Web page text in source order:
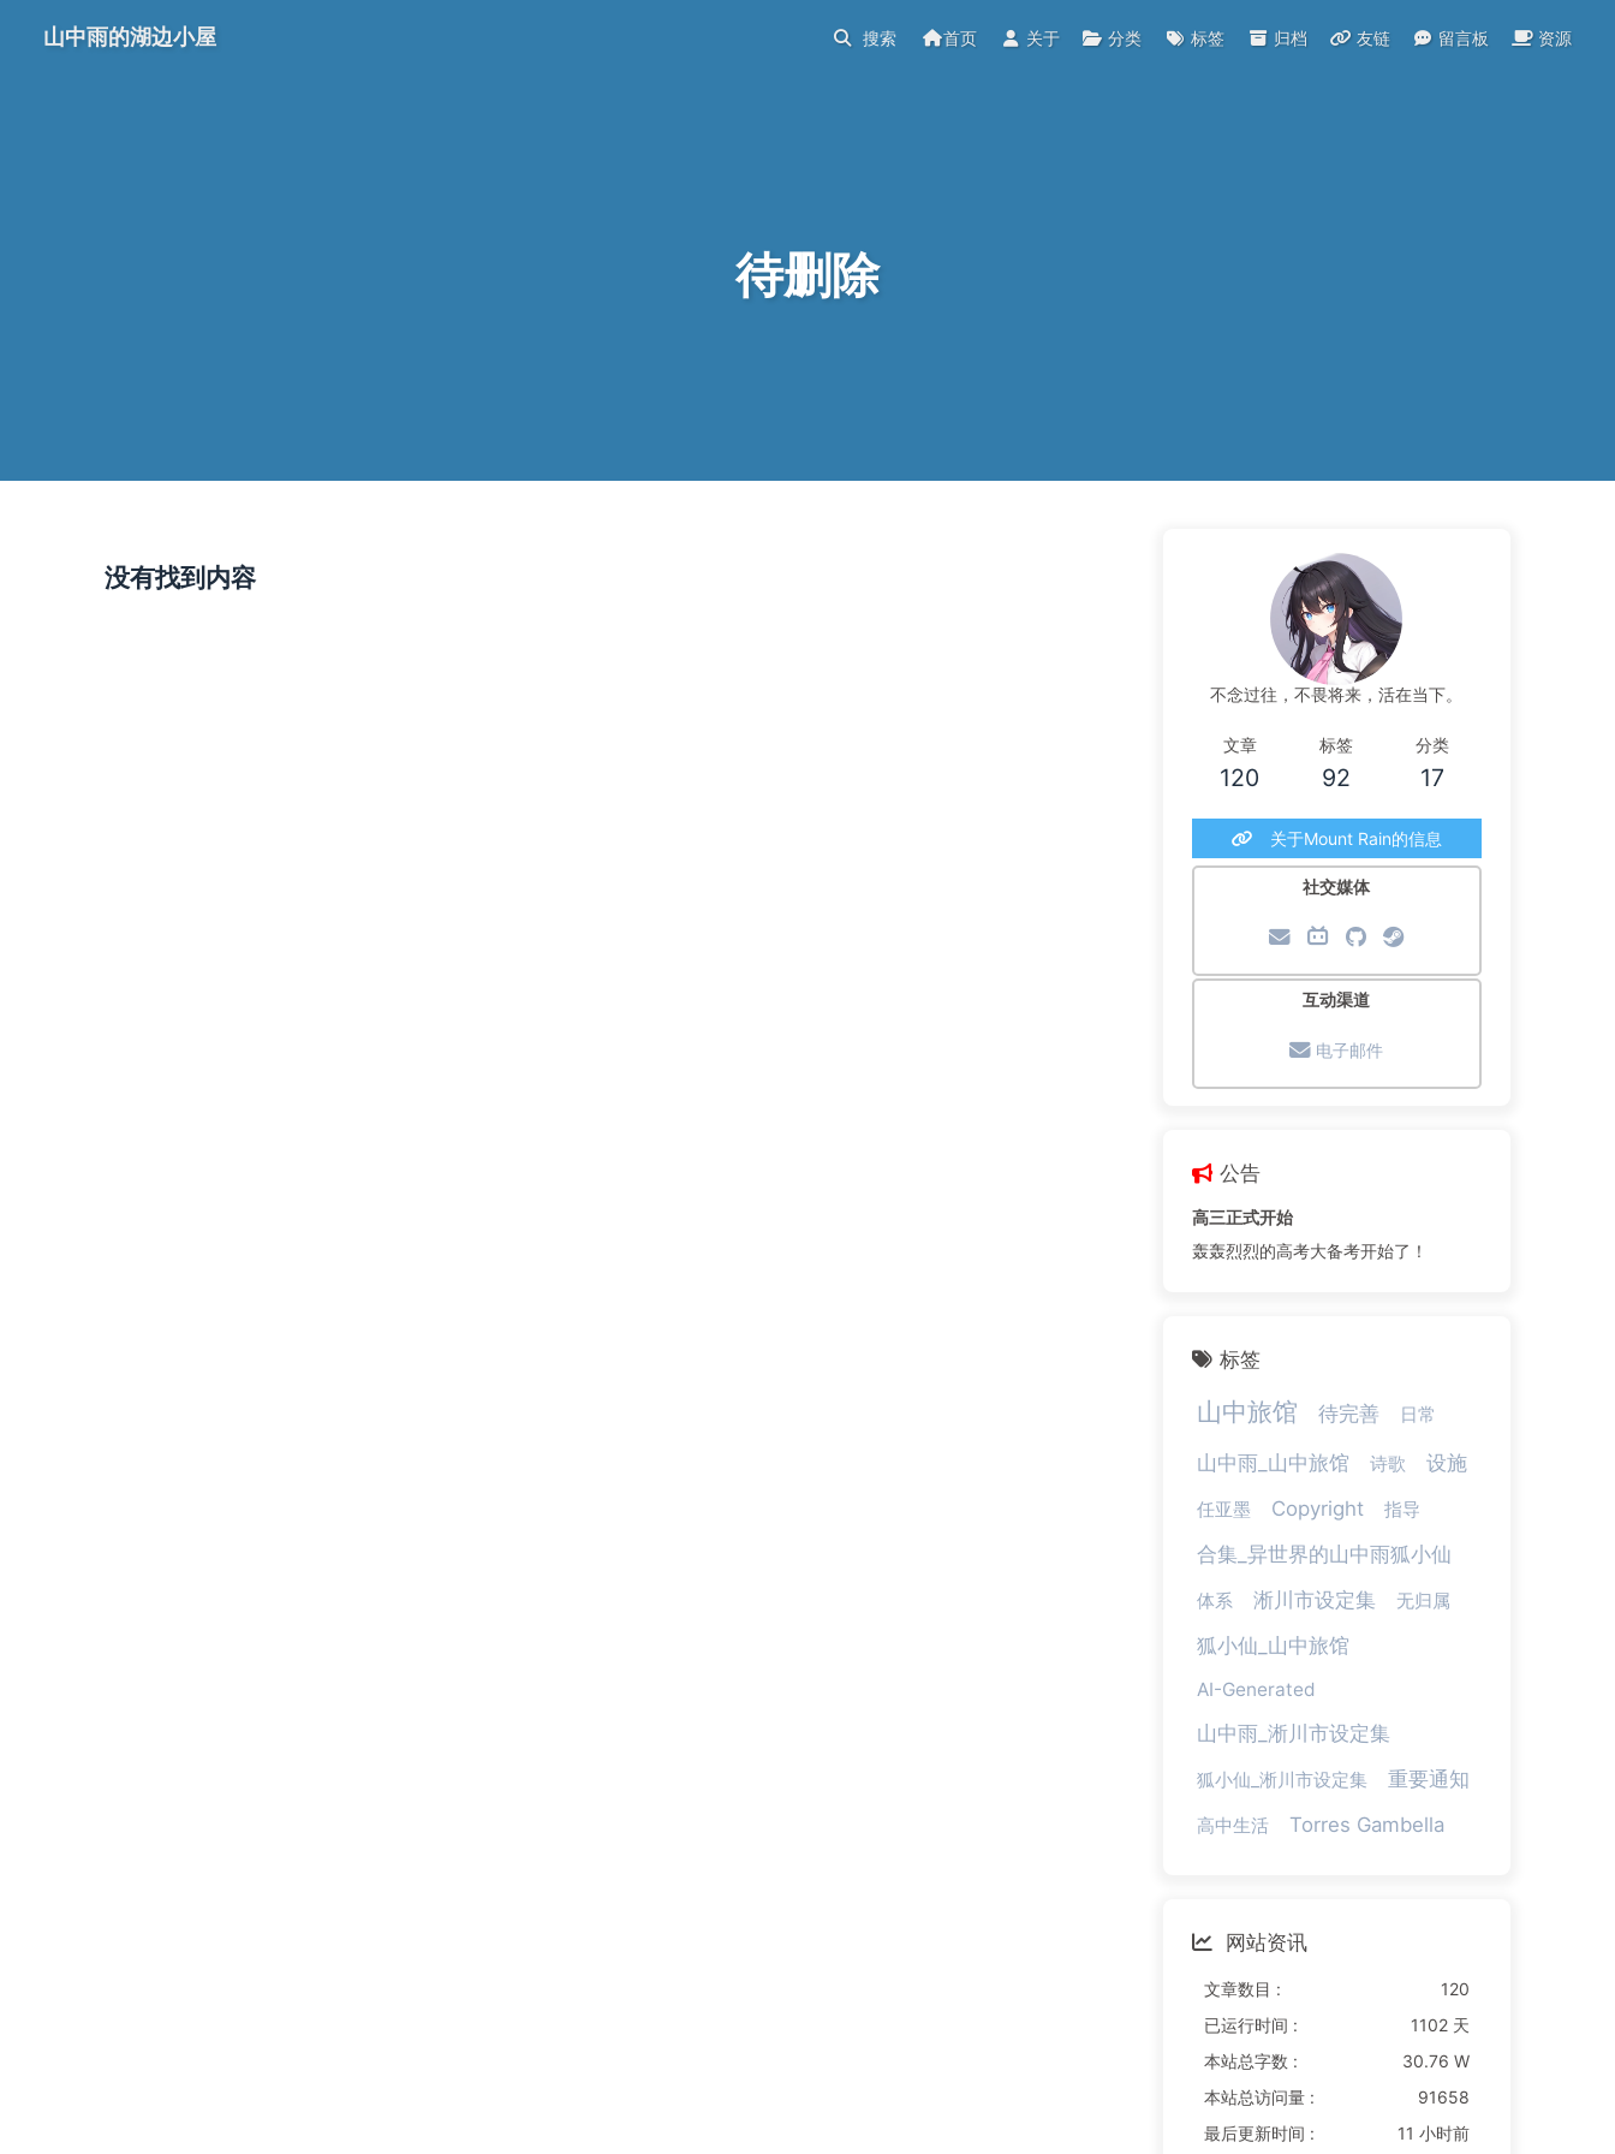
待删除
山中雨的湖边小屋 首页 关于 分类 标签 归档 友链 留言板 资源
没有找到内容
不念过往，不畏将来，活在当下。
文章
120
标签
92
分类
17
关于Mount Rain的信息
社交媒体
互动渠道
电子邮件
公告
高三正式开始
轰轰烈烈的高考大备考开始了！
标签
山中旅馆 待完善 日常
山中雨_山中旅馆 诗歌 设施
任亚墨 Copyright 指导
合集_异世界的山中雨狐小仙
体系 淅川市设定集 无归属
狐小仙_山中旅馆
AI-Generated
山中雨_淅川市设定集
狐小仙_淅川市设定集 重要通知
高中生活 Torres Gambella
网站资讯
文章数目 :
120
已运行时间 :
1102 天
本站总字数 :
30.76 W
本站总访问量 :
91658
最后更新时间 :
11 小时前